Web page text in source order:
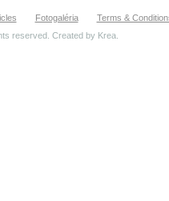
Fotogaléria Terms &
reserved. Created by Krea